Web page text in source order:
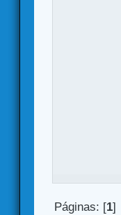
Páginas: [1]